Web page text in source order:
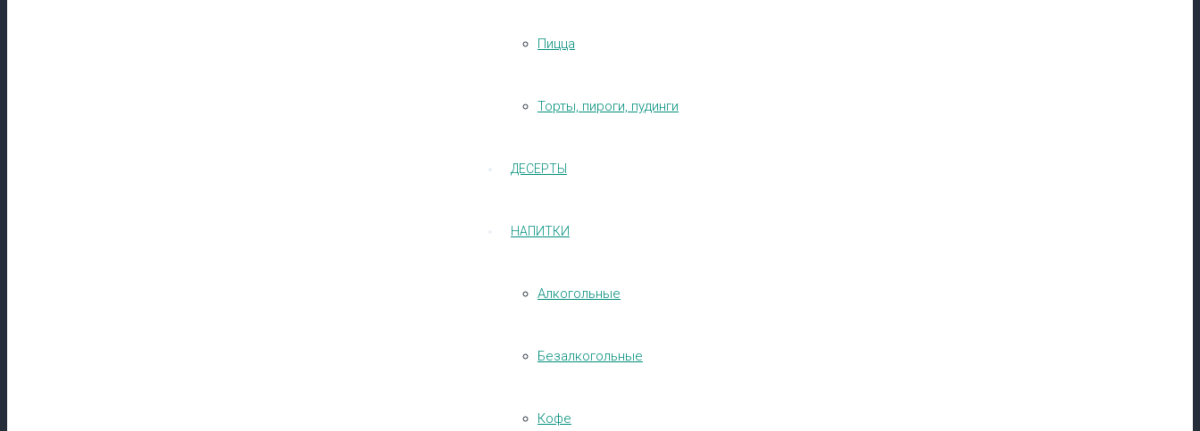
Пицца
Торты, пироги, пудинги
ДЕСЕРТЫ
НАПИТКИ
Алкогольные
Безалкогольные
Кофе